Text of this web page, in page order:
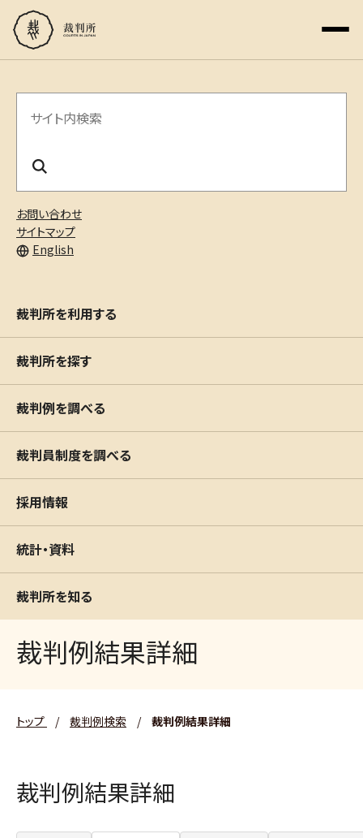
お問い合わせ
サイトマップ
English
サ
内
検
索
裁判所を利用する
裁判所を探す
裁判例を調べる
裁判員制度を調べる
採用情報
統計・資料
裁判所を知る
裁判例結果詳細
トップ / 裁判例検索 / 裁判例結果詳細
裁判例結果詳細